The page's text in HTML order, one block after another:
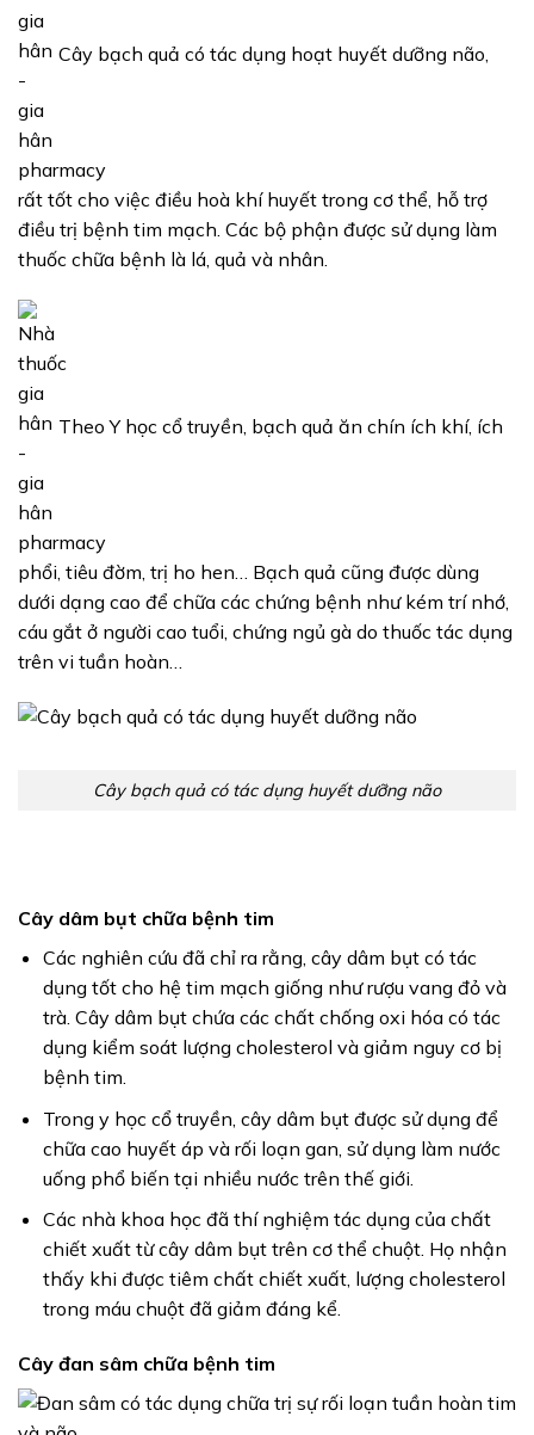
Cây bạch quả có tác dụng hoạt huyết dưỡng não,
rất tốt cho việc điều hoà khí huyết trong cơ thể, hỗ trợ
điều trị bệnh tim mạch. Các bộ phận được sử dụng làm
thuốc chữa bệnh là lá, quả và nhân.
Theo Y học cổ truyền, bạch quả ăn chín ích khí, ích
phổi, tiêu đờm, trị ho hen… Bạch quả cũng được dùng
dưới dạng cao để chữa các chứng bệnh như kém trí nhớ,
cáu gắt ở người cao tuổi, chứng ngủ gà do thuốc tác dụng
trên vi tuần hoàn…
Cây bạch quả có tác dụng huyết dưỡng não
Cây dâm bụt chữa bệnh tim
Các nghiên cứu đã chỉ ra rằng, cây dâm bụt có tác
dụng tốt cho hệ tim mạch giống như rượu vang đỏ và
trà. Cây dâm bụt chứa các chất chống oxi hóa có tác
dụng kiểm soát lượng cholesterol và giảm nguy cơ bị
bệnh tim.
Trong y học cổ truyền, cây dâm bụt được sử dụng để
chữa cao huyết áp và rối loạn gan, sử dụng làm nước
uống phổ biến tại nhiều nước trên thế giới.
Các nhà khoa học đã thí nghiệm tác dụng của chất
chiết xuất từ cây dâm bụt trên cơ thể chuột. Họ nhận
thấy khi được tiêm chất chiết xuất, lượng cholesterol
trong máu chuột đã giảm đáng kể.
Cây đan sâm chữa bệnh tim